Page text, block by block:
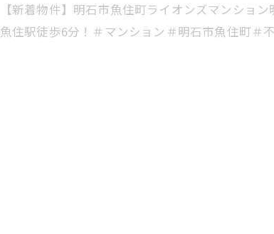
【新着物件】明石市魚住町ライオンズマンショ
魚住駅徒歩6分！＃マンション＃明石市魚住町＃